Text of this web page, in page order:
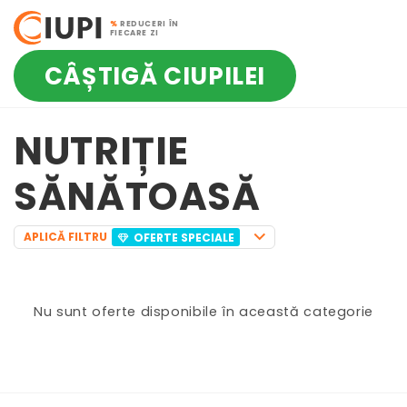
% REDUCERI ÎN
FIECARE ZI
CÂȘTIGĂ CIUPILEI
NUTRIȚIE
SĂNĂTOASĂ
APLICĂ FILTRU OFERTE SPECIALE
Nu sunt oferte disponibile în această categorie